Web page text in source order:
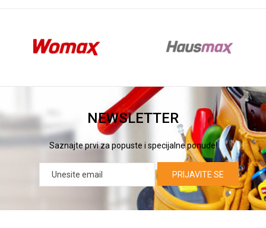
NEWSLETTER
Saznajte prvi za popuste i specijalne ponude!
PRIJAVITE SE